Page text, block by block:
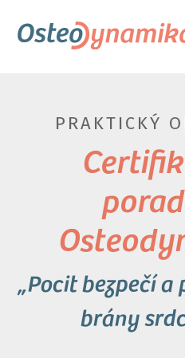
PRAKTICKÝ
„Pocit bezpečí
brány